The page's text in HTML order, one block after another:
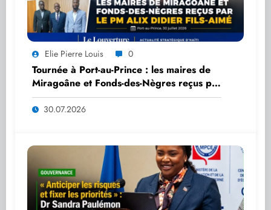
Elie Pierre Louis 0
Tournée à Port-au-Prince : les maires de
Miragoâne et Fonds-des-Nègres reçus par
le PM Alix Didier Fils-Aimé
30.07.2026